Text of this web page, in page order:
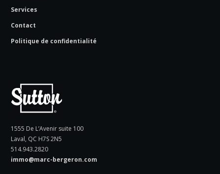
Services
Contact
Politique de confidentialité
1555 De L’Avenir suite 100
Laval, QC H7S 2N5
514.943.2820
immo@marc-bergeron.com